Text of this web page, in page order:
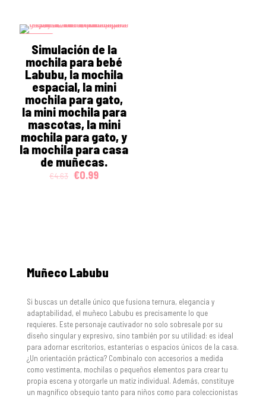
€19.57.€3.59.
Simulación de la
mochila para bebé
Labubu, la mochila
espacial, la mini
mochila para gato,
la mini mochila para
mascotas, la mini
mochila para gato, y
la mochila para casa
de muñecas.
€4.63 Original
€0.99Current
Muñeco Labubu
Si buscas un detalle único que fusiona ternura, elegancia y
adaptabilidad, el muñeco Labubu es precisamente lo que
requieres. Este personaje cautivador no solo sobresale por su
diseño singular y expresivo, sino también por su utilidad: es ideal
para adornar escritorios, estanterías o espacios únicos de la casa.
¿Un orientación práctica? Combinalo con accesorios a medida
como vestimenta, mochilas o pequeños elementos para crear tu
propia escena y otorgarle un matiz individual. Además, constituye
un magnífico obsequio tanto para niños como para coleccionistas